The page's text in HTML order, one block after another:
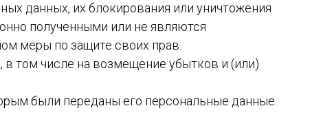
данных, их блокирования или уничтожения
полученными или не являются
меры по защите своих прав.
в том числе на возмещение убытков и (или)
были переданы его персональные данные.